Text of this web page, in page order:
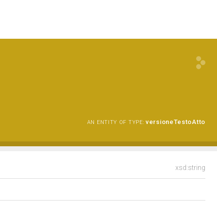
AN ENTITY OF TYPE: versioneTestoAtto
xsd:string